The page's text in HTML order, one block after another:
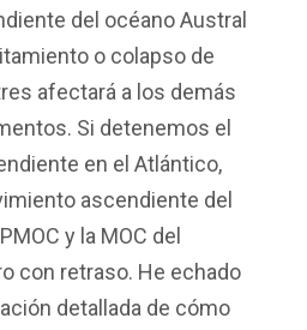
del océano Austral
o colapso de
afectará a los demás
Si detenemos el
en el Atlántico,
ascendiente del
y la MOC del
con retraso. He echado
detallada de cómo